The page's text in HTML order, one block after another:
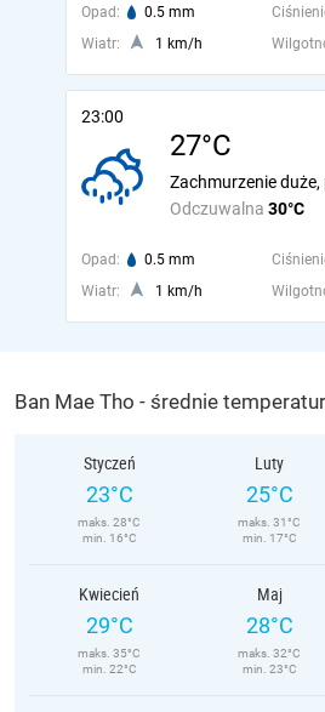
Opad: 0.5 mm
Wiatr:
1 km/h
23:00
27°C
Odczuwalna 30°C
Zachmurzenie
Opad: 0.5 mm
Wiatr:
1 km/h
Ban Mae Tho - średnie
Styczeń
23°C
maks. 28°C
min. 16°C
Luty
25°C
maks. 31°C
min. 17°C
Kwiecień
29°C
maks. 35°C
min. 22°C
Maj
28°C
maks. 32°C
min. 23°C